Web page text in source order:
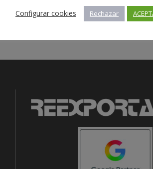
Configurar cookies
Rechazar